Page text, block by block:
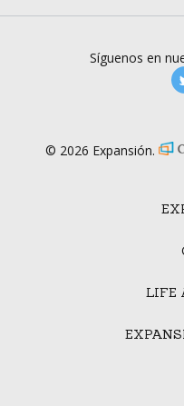
LIFE
Síguenos en
© 2026 Expansión.